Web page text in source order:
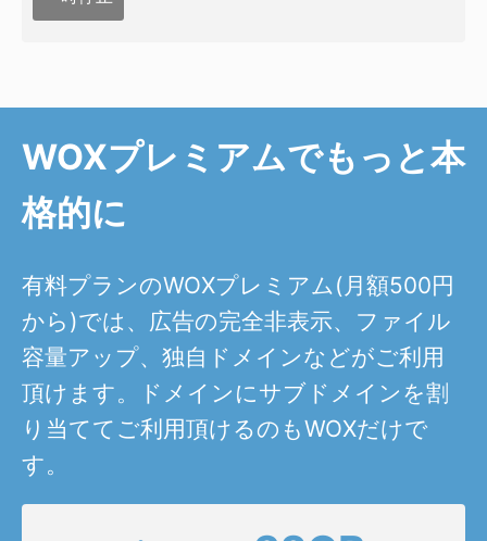
WOXプレミアムでもっと本
格的に
有料プランのWOXプレミアム(月額500円
から)では、広告の完全非表示、ファイル
容量アップ、独自ドメインなどがご利用
頂けます。ドメインにサブドメインを割
り当ててご利用頂けるのもWOXだけで
す。